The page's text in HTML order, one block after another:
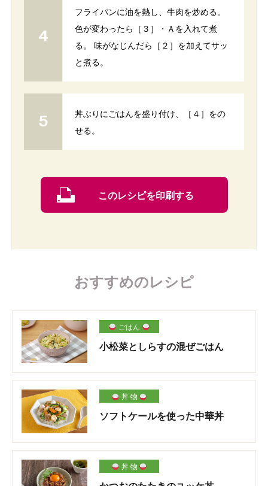
フライパンに油を熱し、牛肉を炒める。
色が変わったら［３］・Ａを入れて煮
る。 味がなじんだら［２］を加えてサッ
と煮る。
丼ぶりにごはんを盛り付け、［４］をの
せる。
このレシピを印刷する
おすすめのレシピ
ごはん
小松菜としらすの混ぜごはん
丼 物
ソフトケールを使った中華丼
丼 物